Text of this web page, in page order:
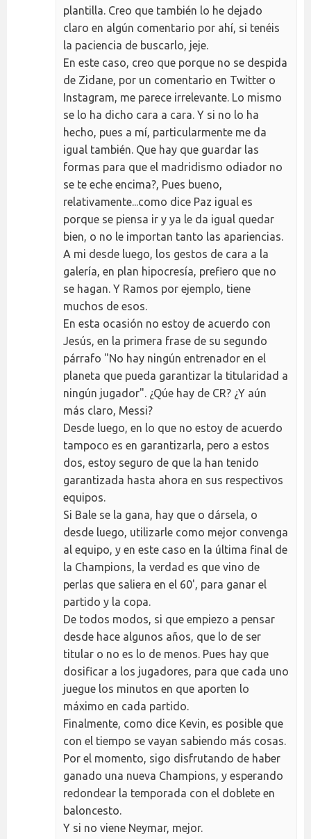
plantilla. Creo que también lo he dejado
claro en algún comentario por ahí, si tenéis
la paciencia de buscarlo, jeje.
En este caso, creo que porque no se despida
de Zidane, por un comentario en Twitter o
Instagram, me parece irrelevante. Lo mismo
se lo ha dicho cara a cara. Y si no lo ha
hecho, pues a mí, particularmente me da
igual también. Que hay que guardar las
formas para que el madridismo odiador no
se te eche encima?, Pues bueno,
relativamente...como dice Paz igual es
porque se piensa ir y ya le da igual quedar
bien, o no le importan tanto las apariencias.
A mi desde luego, los gestos de cara a la
galería, en plan hipocresía, prefiero que no
se hagan. Y Ramos por ejemplo, tiene
muchos de esos.
En esta ocasión no estoy de acuerdo con
Jesús, en la primera frase de su segundo
párrafo "No hay ningún entrenador en el
planeta que pueda garantizar la titularidad a
ningún jugador". ¿Qúe hay de CR? ¿Y aún
más claro, Messi?
Desde luego, en lo que no estoy de acuerdo
tampoco es en garantizarla, pero a estos
dos, estoy seguro de que la han tenido
garantizada hasta ahora en sus respectivos
equipos.
Si Bale se la gana, hay que o dársela, o
desde luego, utilizarle como mejor convenga
al equipo, y en este caso en la última final de
la Champions, la verdad es que vino de
perlas que saliera en el 60', para ganar el
partido y la copa.
De todos modos, si que empiezo a pensar
desde hace algunos años, que lo de ser
titular o no es lo de menos. Pues hay que
dosificar a los jugadores, para que cada uno
juegue los minutos en que aporten lo
máximo en cada partido.
Finalmente, como dice Kevin, es posible que
con el tiempo se vayan sabiendo más cosas.
Por el momento, sigo disfrutando de haber
ganado una nueva Champions, y esperando
redondear la temporada con el doblete en
baloncesto.
Y si no viene Neymar, mejor.